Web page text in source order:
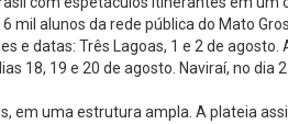
mil alunos da rede pública do Mato
e datas: Três Lagoas, 1 e 2 de
18, 19 e 20 de agosto. Naviraí, no dia
em uma estrutura ampla. A plateia